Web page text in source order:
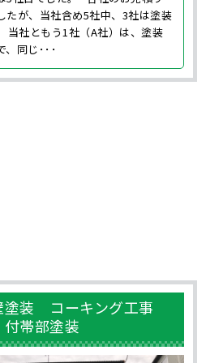
たが、当社含め5社中、3社は塗装
当社ともう1社（A社）は、塗装
、同じ･･･
装 コーキング工事
帯部塗装